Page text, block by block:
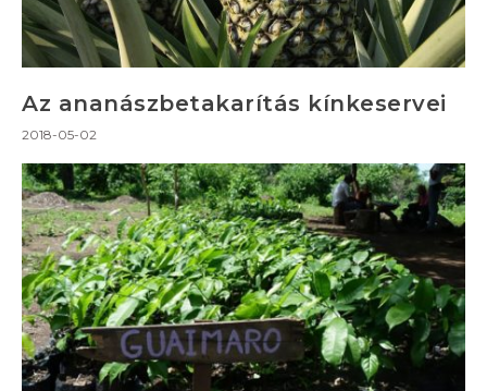
Az ananászbetakarítás kínkeservei
2018-05-02